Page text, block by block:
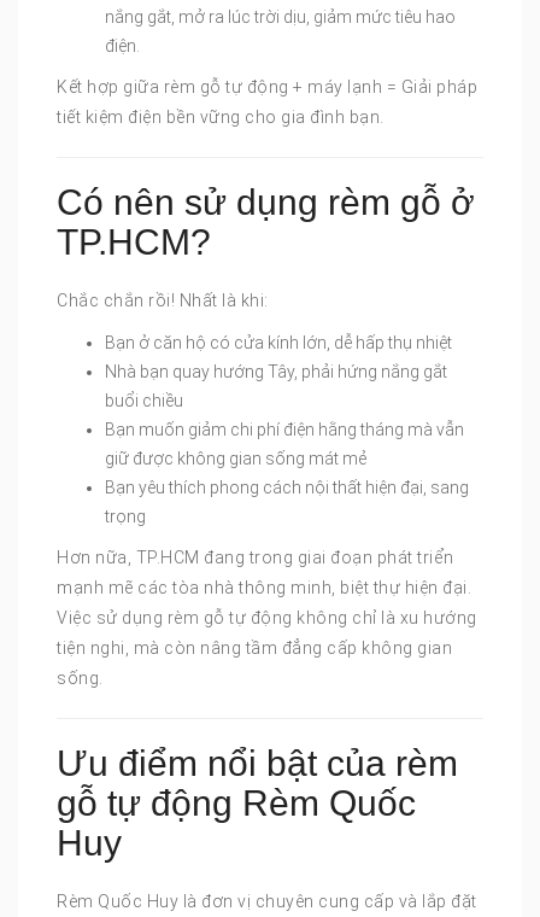
nắng gắt, mở ra lúc trời dịu, giảm mức tiêu hao
điện.
Kết hợp giữa rèm gỗ tự động + máy lạnh = Giải pháp
tiết kiệm điện bền vững cho gia đình bạn.
Có nên sử dụng rèm gỗ ở
TP.HCM?
Chắc chắn rồi! Nhất là khi:
Bạn ở căn hộ có cửa kính lớn, dễ hấp thụ nhiệt
Nhà bạn quay hướng Tây, phải hứng nắng gắt
buổi chiều
Bạn muốn giảm chi phí điện hằng tháng mà vẫn
giữ được không gian sống mát mẻ
Bạn yêu thích phong cách nội thất hiện đại, sang
trọng
Hơn nữa, TP.HCM đang trong giai đoạn phát triển
mạnh mẽ các tòa nhà thông minh, biệt thự hiện đại.
Việc sử dụng rèm gỗ tự động không chỉ là xu hướng
tiện nghi, mà còn nâng tầm đẳng cấp không gian
sống.
Ưu điểm nổi bật của rèm
gỗ tự động Rèm Quốc
Huy
Rèm Quốc Huy là đơn vị chuyên cung cấp và lắp đặt